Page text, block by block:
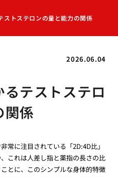
ストステロンの量と能力の関係
2026.06.04
テストステロ
関係
常に注目されている「2D:4D比」
これは人差し指と薬指の長さの比
とに、このシンプルな身体的特徴